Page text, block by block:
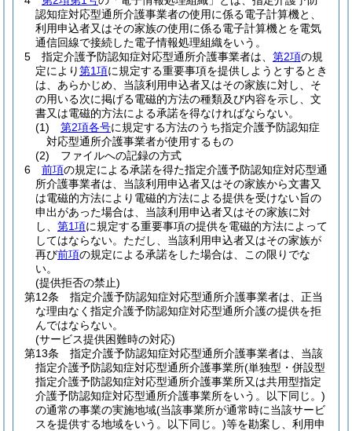
認知症対応型通所介護事業者の使用に係る電子計算機と、
利用申込者又はその家族の使用に係る電子計算機とを電気
通信回線で接続した電子情報処理組織をいう。
5
指定介護予防認知症対応型通所介護事業者は、 第2項の規
定により第1項に規定する重要事項を提供しようとするとき
は、あらかじめ、当該利用申込者又はその家族に対し、そ
の用いる次に掲げる電磁的方法の種類及び内容を示し、文
書又は電磁的方法による承諾を得なければならない。
(1)
第2項各号に規定する方法のうち指定介護予防認知症
対応型通所介護事業者が使用するもの
(2)
ファイルへの記録の方式
6
前項の規定による承諾を得た指定介護予防認知症対応型通
所介護事業者は、当該利用申込者又はその家族から文書又
は電磁的方法により電磁的方法による提供を受けない旨の
申出があった場合は、当該利用申込者又はその家族に対
し、 第1項に規定する重要事項の提供を電磁的方法によって
してはならない。 ただし、当該利用申込者又はその家族が
再び前項の規定による承諾をした場合は、この限りでな
い。
(提供拒否の禁止)
第12条
指定介護予防認知症対応型通所介護事業者は、正当
な理由なく指定介護予防認知症対応型通所介護の提供を拒
んではならない。
(サービス提供困難時の対応)
第13条
指定介護予防認知症対応型通所介護事業者は、当該
指定介護予防認知症対応型通所介護事業所(単独型・併設型
指定介護予防認知症対応型通所介護事業所又は共用型指定
介護予防認知症対応型通所介護事業所をいう。以下同じ。)
の通常の事業の実施地域(当該事業所が通常時に当該サービ
スを提供する地域をいう。以下同じ。)等を勘案し、利用申